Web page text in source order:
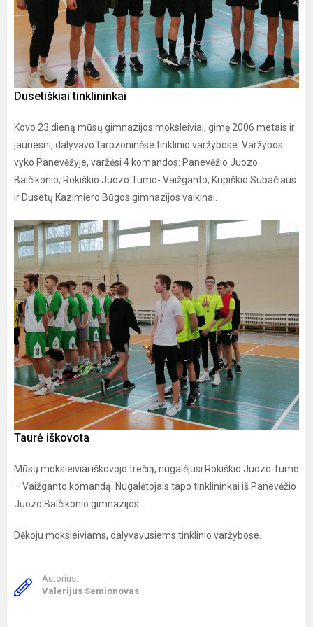
Dusetiškiai tinklininkai
Kovo 23 dieną mūsų gimnazijos moksleiviai, gimę 2006 metais ir
jaunesni, dalyvavo tarpzoninėse tinklinio varžybose. Varžybos
vyko Panevėžyje, varžėsi 4 komandos: Panevėžio Juozo
Balčikonio, Rokiškio Juozo Tumo- Vaižganto, Kupiškio Subačiaus
ir Dusetų Kazimiero Būgos gimnazijos vaikinai.
Taurė iškovota
Mūsų moksleiviai iškovojo trečią, nugalėjusi Rokiškio Juozo Tumo
– Vaižganto komandą. Nugalėtojais tapo tinklininkai iš Panevėžio
Juozo Balčikonio gimnazijos.
Dėkoju moksleiviams, dalyvavusiems tinklinio varžybose.
Autorius:
Valerijus Semionovas